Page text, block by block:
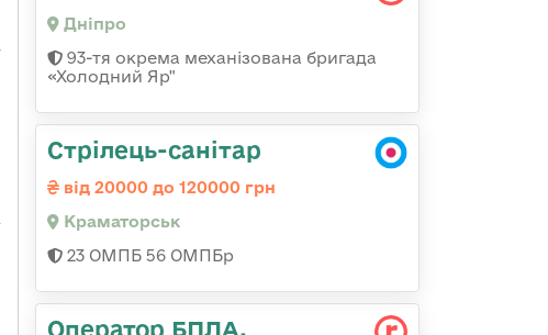
Дніпро
93-тя окрема механізована бригада
«Холодний Яр"
Стрілець-санітар
від 20000 до 120000 грн
Краматорськ
23 ОМПБ 56 ОМПБр
Оператор БПЛА,